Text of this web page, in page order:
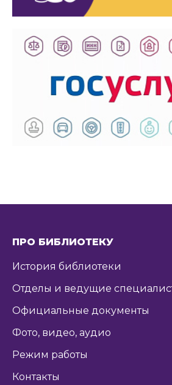
ПРО БИБЛИОТЕКУ
История библиотеки
Отделы и ведущие
Официальные документы
Фото, видео, аудио
Режим работы
Контакты